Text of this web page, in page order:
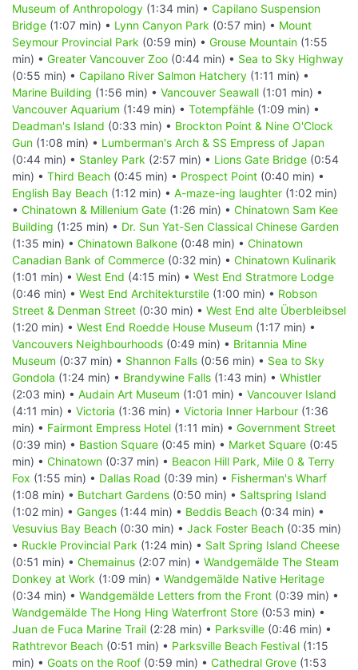
Museum of Anthropology (1:34 min) • Capilano Suspension
Bridge (1:07 min) • Lynn Canyon Park (0:57 min) • Mount
Seymour Provincial Park (0:59 min) • Grouse Mountain (1:55
min) • Greater Vancouver Zoo (0:44 min) • Sea to Sky Highway
(0:55 min) • Capilano River Salmon Hatchery (1:11 min) •
Marine Building (1:56 min) • Vancouver Seawall (1:01 min) •
Vancouver Aquarium (1:49 min) • Totempfähle (1:09 min) •
Deadman's Island (0:33 min) • Brockton Point & Nine O'Clock
Gun (1:08 min) • Lumberman's Arch & SS Empress of Japan
(0:44 min) • Stanley Park (2:57 min) • Lions Gate Bridge (0:54
min) • Third Beach (0:45 min) • Prospect Point (0:40 min) •
English Bay Beach (1:12 min) • A-maze-ing laughter (1:02 min)
• Chinatown & Millenium Gate (1:26 min) • Chinatown Sam Kee
Building (1:25 min) • Dr. Sun Yat-Sen Classical Chinese Garden
(1:35 min) • Chinatown Balkone (0:48 min) • Chinatown
Canadian Bank of Commerce (0:32 min) • Chinatown Kulinarik
(1:01 min) • West End (4:15 min) • West End Stratmore Lodge
(0:46 min) • West End Architekturstile (1:00 min) • Robson
Street & Denman Street (0:30 min) • West End alte Überbleibsel
(1:20 min) • West End Roedde House Museum (1:17 min) •
Vancouvers Neighbourhoods (0:49 min) • Britannia Mine
Museum (0:37 min) • Shannon Falls (0:56 min) • Sea to Sky
Gondola (1:24 min) • Brandywine Falls (1:43 min) • Whistler
(2:03 min) • Audain Art Museum (1:01 min) • Vancouver Island
(4:11 min) • Victoria (1:36 min) • Victoria Inner Harbour (1:36
min) • Fairmont Empress Hotel (1:11 min) • Government Street
(0:39 min) • Bastion Square (0:45 min) • Market Square (0:45
min) • Chinatown (0:37 min) • Beacon Hill Park, Mile 0 & Terry
Fox (1:55 min) • Dallas Road (0:39 min) • Fisherman's Wharf
(1:08 min) • Butchart Gardens (0:50 min) • Saltspring Island
(1:02 min) • Ganges (1:44 min) • Beddis Beach (0:34 min) •
Vesuvius Bay Beach (0:30 min) • Jack Foster Beach (0:35 min)
• Ruckle Provincial Park (1:24 min) • Salt Spring Island Cheese
(0:51 min) • Chemainus (2:07 min) • Wandgemälde The Steam
Donkey at Work (1:09 min) • Wandgemälde Native Heritage
(0:34 min) • Wandgemälde Letters from the Front (0:39 min) •
Wandgemälde The Hong Hing Waterfront Store (0:53 min) •
Juan de Fuca Marine Trail (2:28 min) • Parksville (0:46 min) •
Rathtrevor Beach (0:51 min) • Parksville Beach Festival (1:15
min) • Goats on the Roof (0:59 min) • Cathedral Grove (1:53